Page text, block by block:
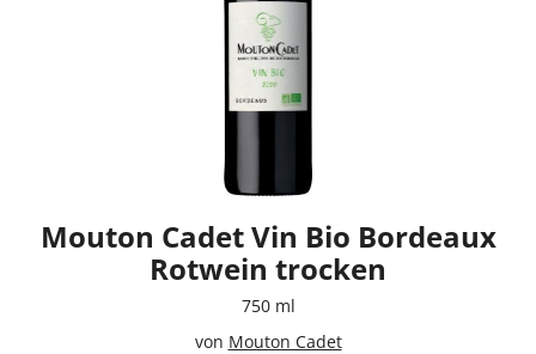
Mouton Cadet Vin Bio Bordeaux
Rotwein trocken
750 ml
von Mouton Cadet